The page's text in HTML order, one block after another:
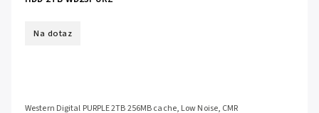
Na dotaz
Western Digital PURPLE 2TB 256MB cache, Low Noise, CMR